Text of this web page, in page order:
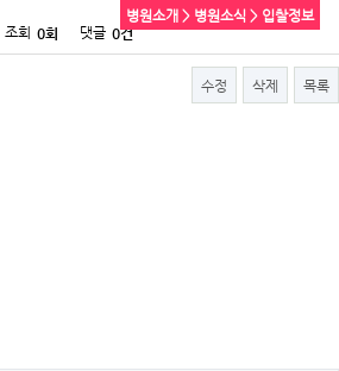
병원소개 > 병원소식 > 입찰정보
조회 0회 댓글 0건
수정 삭제 목록